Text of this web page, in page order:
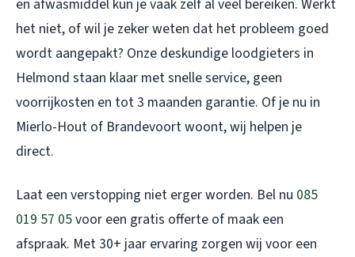
en afwasmiddel kun je vaak zelf al veel bereiken. Werkt
het niet, of wil je zeker weten dat het probleem goed
wordt aangepakt? Onze deskundige loodgieters in
Helmond staan klaar met snelle service, geen
voorrijkosten en tot 3 maanden garantie. Of je nu in
Mierlo-Hout of Brandevoort woont, wij helpen je
direct.
Laat een verstopping niet erger worden. Bel nu 085
019 57 05voor een gratis offerte of maak een
afspraak. Met 30+ jaar ervaring zorgen wij voor een